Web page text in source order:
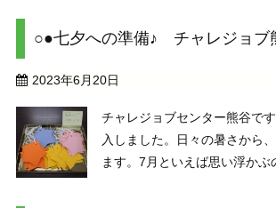
センター鴻巣で「就職相談会
○●七夕への準備♪ チャレジョブ
2023年6月20日
チャレジョブセンター熊谷で
入しました。日々の暑さから
ます。7月といえば思い浮かぶ